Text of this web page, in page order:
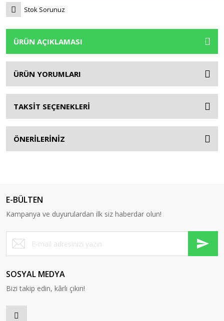
Stok Sorunuz
ÜRÜN AÇIKLAMASI
ÜRÜN YORUMLARI
TAKSİT SEÇENEKLERİ
ÖNERİLERİNİZ
E-BÜLTEN
Kampanya ve duyurulardan ilk siz haberdar olun!
SOSYAL MEDYA
Bizi takip edin, kârlı çıkın!